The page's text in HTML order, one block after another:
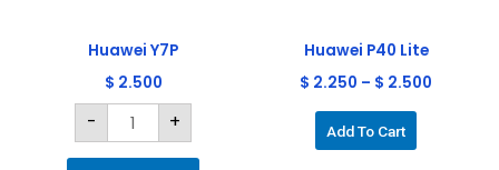
Huawei Y7P
$ 2.500
- +
Huawei P40 Lite
$ 2.250 – $ 2.500
Add To Cart
elegir
en
de